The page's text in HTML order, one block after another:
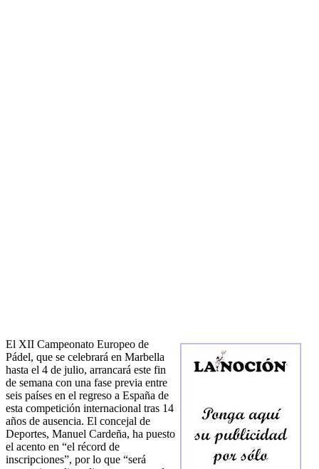
El XII Campeonato Europeo de
Pádel, que se celebrará en Marbella
hasta el 4 de julio, arrancará este fin
de semana con una fase previa entre
seis países en el regreso a España de
esta competición internacional tras 14
años de ausencia. El concejal de
Deportes, Manuel Cardeña, ha puesto
el acento en “el récord de
inscripciones”, por lo que “será